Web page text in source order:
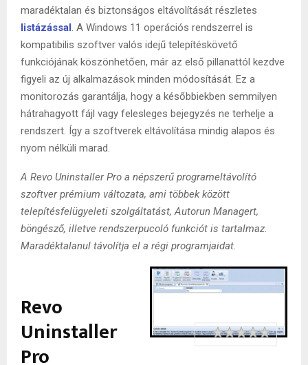
maradéktalan és biztonságos eltávolítását részletes
listázással . A Windows 11 operációs rendszerrel is
kompatibilis szoftver valós idejű telepítéskövető
funkciójának köszönhetően, már az első pillanattól kezdve
figyeli az új alkalmazások minden módosítását. Ez a
monitorozás garantálja, hogy a későbbiekben semmilyen
hátrahagyott fájl vagy felesleges bejegyzés ne terhelje a
rendszert. Így a szoftverek eltávolítása mindig alapos és
nyom nélküli marad.
A Revo Uninstaller Pro a népszerű programeltávolító
szoftver prémium változata, ami többek között
telepítésfelügyeleti szolgáltatást, Autorun Managert,
böngésző, illetve rendszerpucoló funkciót is tartalmaz.
Maradéktalanul távolítja el a régi programjaidat.
Revo
Uninstaller
Pro
Rating 1 star
2 stars
3 stars
4 stars
5 stars